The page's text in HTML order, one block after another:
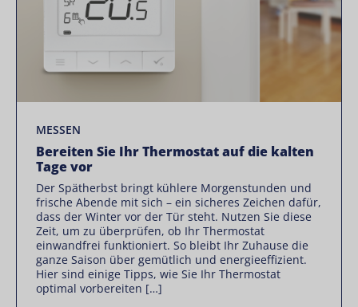
MESSEN
Bereiten Sie Ihr Thermostat auf die kalten
Tage vor
Der Spätherbst bringt kühlere Morgenstunden und
frische Abende mit sich – ein sicheres Zeichen dafür,
dass der Winter vor der Tür steht. Nutzen Sie diese
Zeit, um zu überprüfen, ob Ihr Thermostat
einwandfrei funktioniert. So bleibt Ihr Zuhause die
ganze Saison über gemütlich und energieeffizient.
Hier sind einige Tipps, wie Sie Ihr Thermostat
optimal vorbereiten […]